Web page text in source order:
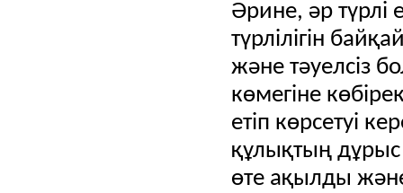
Әрине, әр түрлі
түрлілігін
және тәуелсіз
көмегіне
етіп көрсетуі
құлықтың
өте ақылды